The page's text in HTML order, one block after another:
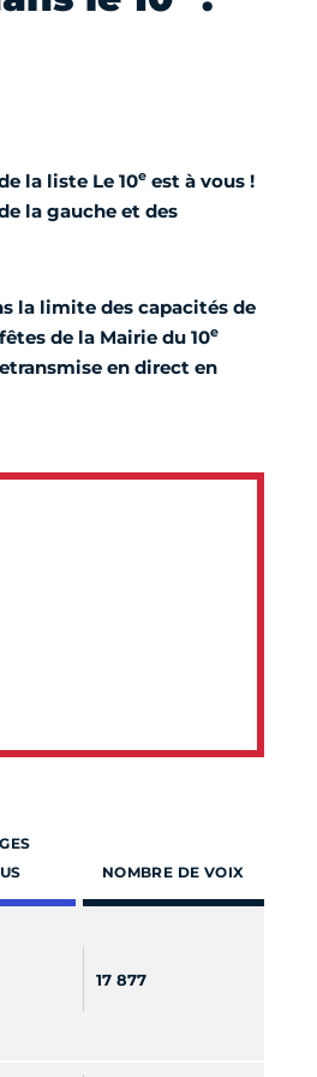
la liste Le 10eest à vous !
la gauche et des
la limite des capacités de
de la Mairie du 10e
en direct en
NOMBRE DE VOIX
17 877